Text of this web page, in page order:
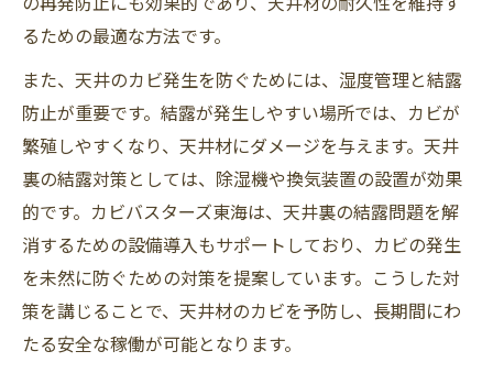
るための最適な方法です。
また、天井のカビ発生を防ぐためには、湿度管理と結露
防止が重要です。結露が発生しやすい場所では、カビが
繁殖しやすくなり、天井材にダメージを与えます。天井
裏の結露対策としては、除湿機や換気装置の設置が効果
的です。カビバスターズ東海は、天井裏の結露問題を解
消するための設備導入もサポートしており、カビの発生
を未然に防ぐための対策を提案しています。こうした対
策を講じることで、天井材のカビを予防し、長期間にわ
たる安全な稼働が可能となります。